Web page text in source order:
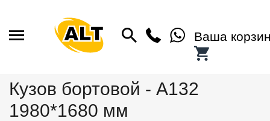
Ваша
Кузов бортовой - A132
1980*1680 мм